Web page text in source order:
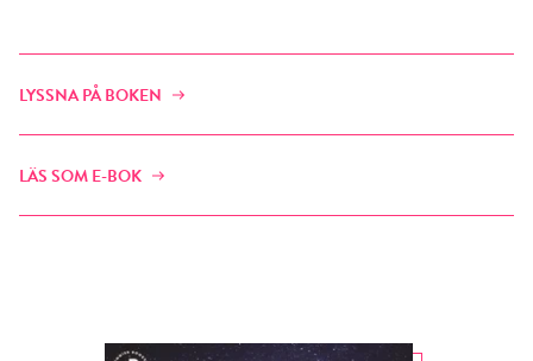
LYSSNA PÅ BOKEN
LÄS SOM E-BOK